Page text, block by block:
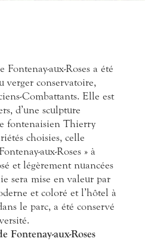
aux-Roses a été
verger conservatoire,
Combattants. Elle est
d’une sculpture
fontenaisien Thierry
choisies, celle
aux-Roses » à
et légèrement nuancées
sera mise en valeur par
et coloré et l’hôtel à
le parc, a été conservé
aux-Roses